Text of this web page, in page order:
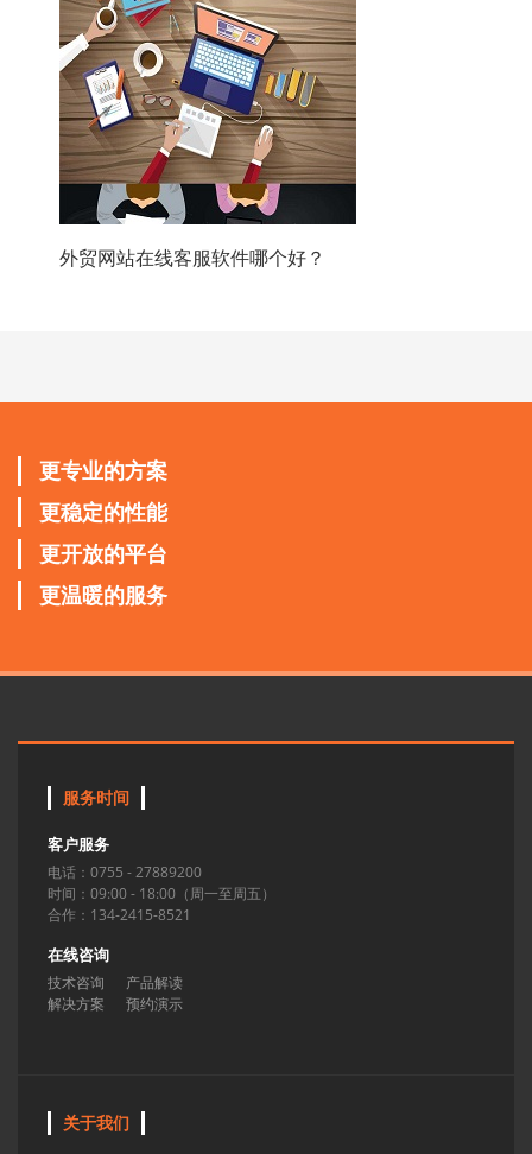
外贸网站在线客服软件哪个好？
更专业的方案
更稳定的性能
更开放的平台
更温暖的服务
服务时间
客户服务
电话：0755 - 27889200
时间：09:00 - 18:00（周一至周五）
合作：134-2415-8521
在线咨询
技术咨询
产品解读
解决方案
预约演示
关于我们